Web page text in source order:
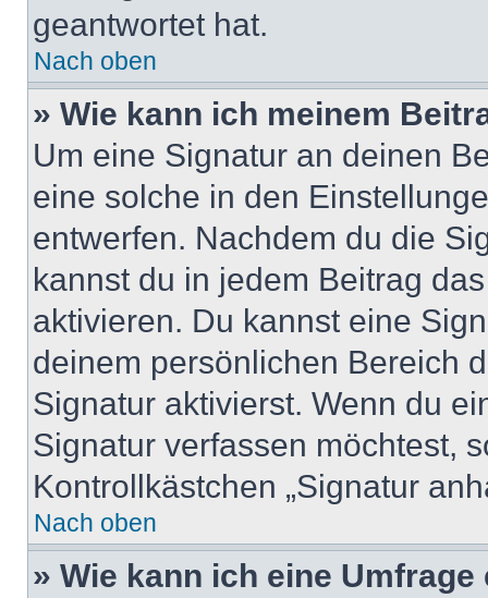
geantwortet hat.
Nach oben
» Wie kann ich meinem
Um eine Signatur an deinen
eine solche in den
entwerfen. Nachdem du die
kannst du in jedem Beitrag
aktivieren. Du kannst eine
deinem persönlichen Bereich
Signatur aktivierst. Wenn du
Signatur verfassen möchtest,
Kontrollkästchen „Signatur
Nach oben
» Wie kann ich eine